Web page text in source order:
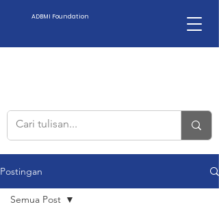
ADBMI Foundation
Postingan
Semua Post